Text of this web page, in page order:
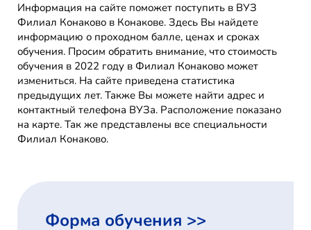
Информация на сайте поможет поступить в ВУЗ
Филиал Конаково в Конакове. Здесь Вы найдете
информацию о проходном балле, ценах и сроках
обучения. Просим обратить внимание, что стоимость
обучения в 2022 году в Филиал Конаково может
измениться. На сайте приведена статистика
предыдущих лет. Также Вы можете найти адрес и
контактный телефона ВУЗа. Расположение показано
на карте. Так же представлены все специальности
Филиал Конаково.
Форма обучения >>